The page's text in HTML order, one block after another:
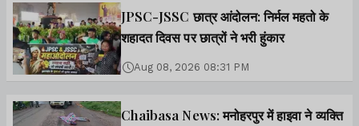
JPSC-JSSC छात्र आंदोलन: निर्मल महतो के
शहादत दिवस पर छात्रों ने भरी हुंकार
Aug 08, 2026 08:31 PM
Chaibasa News: मनोहरपुर में हाइवा ने व्यक्ति